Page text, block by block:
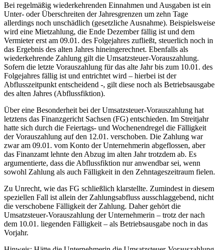
Bei regelmäßig wiederkehrenden Einnahmen und Ausgaben ist ein
Unter- oder Überschreiten der Jahresgrenzen um zehn Tage
allerdings noch unschädlich (gesetzliche Ausnahme). Beispielsweise
wird eine Mietzahlung, die Ende Dezember fällig ist und dem
Vermieter erst am 09.01. des Folgejahres zufließt, steuerlich noch in
das Ergebnis des alten Jahres hineingerechnet. Ebenfalls als
wiederkehrende Zahlung gilt die Umsatzsteuer-Vorauszahlung.
Sofern die letzte Vorauszahlung für das alte Jahr bis zum 10.01. des
Folgejahres fällig ist und entrichtet wird – hierbei ist der
Abflusszeitpunkt entscheidend -, gilt diese noch als Betriebsausgabe
des alten Jahres (Abflussfiktion).
Über eine Besonderheit bei der Umsatzsteuer-Vorauszahlung hat
letztens das Finanzgericht Sachsen (FG) entschieden. Im Streitjahr
hatte sich durch die Feiertags- und Wochenendregel die Fälligkeit
der Vorauszahlung auf den 12.01. verschoben. Die Zahlung war
zwar am 09.01. vom Konto der Unternehmerin abgeflossen, aber
das Finanzamt lehnte den Abzug im alten Jahr trotzdem ab. Es
argumentierte, dass die Abflussfiktion nur anwendbar sei, wenn
sowohl Zahlung als auch Fälligkeit in den Zehntageszeitraum fielen.
Zu Unrecht, wie das FG schließlich klarstellte. Zumindest in diesem
speziellen Fall ist allein der Zahlungsabfluss ausschlaggebend, nicht
die verschobene Fälligkeit der Zahlung. Daher gehört die
Umsatzsteuer-Vorauszahlung der Unternehmerin – trotz der nach
dem 10.01. liegenden Fälligkeit – als Betriebsausgabe noch in das
Vorjahr.